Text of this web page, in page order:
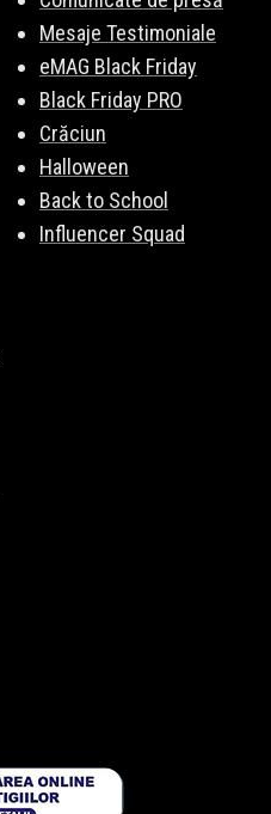
Mesaje Testimoniale
eMAG Black Friday
Black Friday PRO
Crăciun
Halloween
Back to School
Influencer Squad